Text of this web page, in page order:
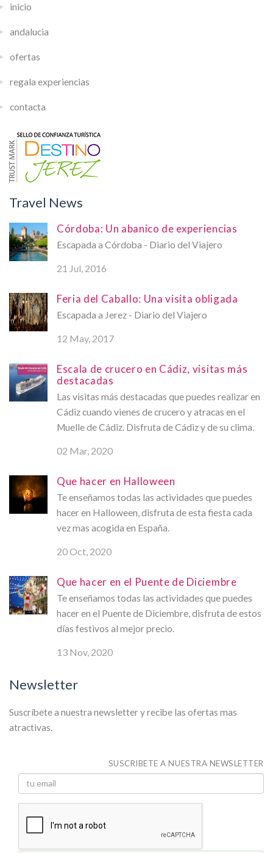
inicio
andalucia
ofertas
regala experiencias
contacta
Travel News
Córdoba: Un abanico de experiencias
Escapada a Córdoba - Diario del Viajero
21 Jul, 2016
Feria del Caballo: Una visita obligada
Escapada a Jerez - Diario del Viajero
12 May, 2017
Escala de crucero en Cádiz, visitas más
destacadas
Las visitas más destacadas que puedes realizar en
Cádiz cuando vienes de crucero y atracas en el
Muelle de Cádiz. Disfruta de Cádiz y de su clima.
02 Mar, 2020
Que hacer en Halloween
Te enseñamos todas las actividades que puedes
hacer en Halloween, disfruta de esta fiesta cada
vez mas acogida en España.
20 Oct, 2020
Que hacer en el Puente de Diciembre
Te enseñamos todas las actividades que puedes
hacer en el Puente de Diciembre, disfruta de estos
días festivos al mejor precio.
13 Nov, 2020
Newsletter
Suscríbete a nuestra newsletter y recibe las ofertas mas
atractivas.
SUSCRIBETE A NUESTRA NEWSLETTER